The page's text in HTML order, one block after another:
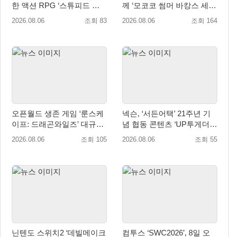
한 액션 RPG ‘스튜피드 네
버 다이즈’ 패키지판 예약판
2026.08.06 조회 83
께 ‘모코코 썸머 바캉스 세
트’ 출시
2026.08.06 조회 164
오픈월드 생존 게임 ‘룬스케
이프: 드래곤와일즈’ 대규모
유저 편의성 개선 및 사이드
2026.08.06 조회 105
넥슨, ‘서든어택’ 21주년 기
념 협동 콘텐츠 ‘UP투게더’
업데이트
2026.08.06 조회 55
닌텐도 스위치2 ‘데빌메이크 컴투스 ‘SWC2026’, 8일 오